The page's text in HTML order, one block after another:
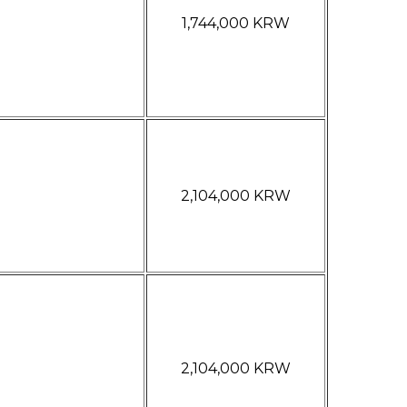
1,744,000 KRW
2,104,000 KRW
2,104,000 KRW